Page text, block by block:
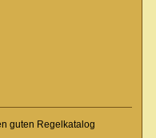
guten Regelkatalog